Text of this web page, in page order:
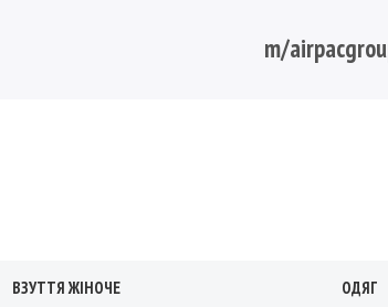
m/
ВЗУТТЯ ЖІНОЧЕ ОДЯГ